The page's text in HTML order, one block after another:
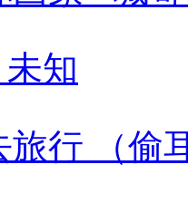
知
旅行 （偷